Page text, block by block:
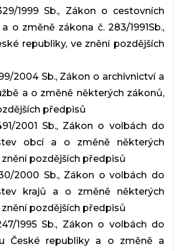
1999 Sb., Zákon o cestovních
o změně zákona č. 283/1991Sb.,
republiky, ve znění pozdějších
2004 Sb., Zákon o archivnictví a
a o změně některých zákonů,
předpisů
2001 Sb., Zákon o volbách do
obcí a o změně některých
znění pozdějších předpisů
2000 Sb., Zákon o volbách do
krajů a o změně některých
znění pozdějších předpisů
1995 Sb., Zákon o volbách do
České republiky a o změně a